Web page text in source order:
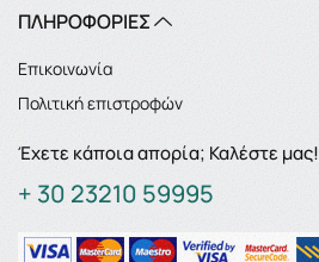
ΠΛΗΡΟΦΟΡΙΕΣ
Επικοινωνία
Πολιτική επιστροφών
Έχετε κάποια απορία; Καλέστε μας!
+ 30 23210 59995